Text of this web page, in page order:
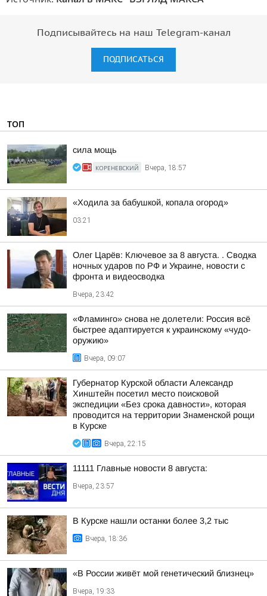
Подписывайтесь на наш Telegram-канал
ПОДПИСАТЬСЯ
ТОП
сила мощь
КОРЕНЕВСКИЙ Вчера, 18:57
«Ходила за бабушкой, копала огород»
03:21
Олег Царёв: Ключевое за 8 августа. . Сводка
ночных ударов по РФ и Украине, новости с
фронта и видеосводка
Вчера, 23:42
«Фламинго» снова не долетели: Россия всё
быстрее адаптируется к украинскому «чудо-
оружию»
Вчера, 09:07
Губернатор Курской области Александр
Хинштейн посетил место поисковой
экспедиции «Без срока давности», которая
проводится на территории Знаменской рощи
в Курске
Вчера, 22:15
11111 Главные новости 8 августа:
Вчера, 23:57
В Курске нашли останки более 3,2 тыс
Вчера, 18:36
«В России живёт мой генетический близнец»
Вчера, 19:33